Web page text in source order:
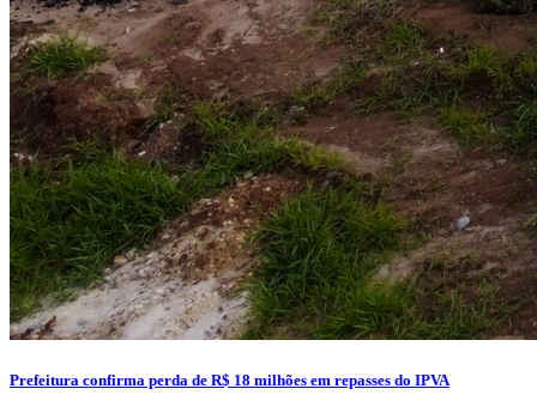
Prefeitura confirma perda de R$ 18 milhões em repasses do IPVA